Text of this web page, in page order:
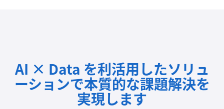
AI × Data を利活用したソリュ
ーションで本質的な課題解決を
実現します